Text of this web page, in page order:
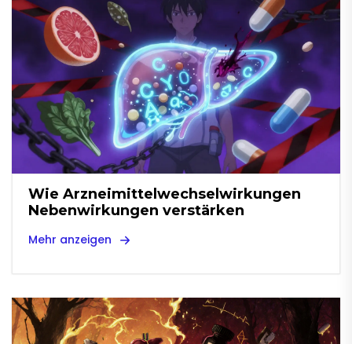
Wie Arzneimittelwechselwirkungen
Nebenwirkungen verstärken
Mehr anzeigen